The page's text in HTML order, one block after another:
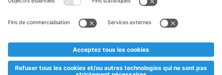
esoulaang bis de Stock eidel ass. Mir soen Iech Merci fir Äert
Planifikatioun ausverkaaft sollte sinn. De VALORLUX-Präis an
** Op dësem Site huet d'Benotze vun der männlecher Form eng
besser Liesbarkeet am Sënn an huet keng diskriminéierend